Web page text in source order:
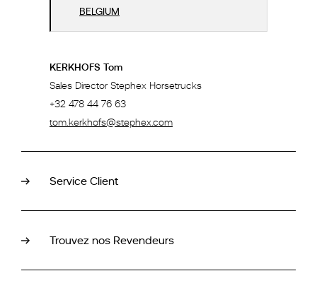
BELGIUM
KERKHOFS Tom
Sales Director Stephex Horsetrucks
+32 478 44 76 63
tom.kerkhofs@stephex.com
Service Client
Trouvez nos Revendeurs